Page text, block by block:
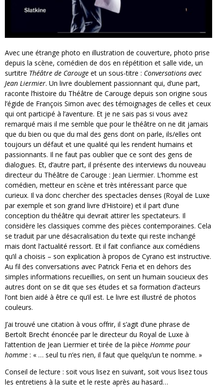
Avec une étrange photo en illustration de couverture, photo prise
depuis la scène, comédien de dos en répétition et salle vide, un
surtitre Théâtre de Carouge et un sous-titre : Conversations avec
Jean Liermier. Un livre doublement passionnant qui, d’une part,
raconte l’histoire du Théâtre de Carouge depuis son origine sous
l’égide de François Simon avec des témoignages de celles et ceux
qui ont participé à l’aventure. Et je ne sais pas si vous avez
remarqué mais il me semble que pour le théâtre on ne dit jamais
que du bien ou que du mal des gens dont on parle, ils/elles ont
toujours un défaut et une qualité qui les rendent humains et
passionnants. Il ne faut pas oublier que ce sont des gens de
dialogues. Et, d’autre part, il présente des interviews du nouveau
directeur du Théâtre de Carouge : Jean Liermier. L’homme est
comédien, metteur en scène et très intéressant parce que
curieux. Il va donc chercher des spectacles denses (Royal de Luxe
par exemple et son grand livre d’Histoire) et il part d’une
conception du théâtre qui devrait attirer les spectateurs. Il
considère les classiques comme des pièces contemporaines. Cela
se traduit par une désacralisation du texte qui reste inchangé
mais dont l’actualité ressort. Et il fait confiance aux comédiens
qu’il a choisis – son explication à propos de Cyrano est instructive.
Au fil des conversations avec Patrick Feria et en dehors des
simples informations recueillies, on sent un humain soucieux des
autres dont on se dit que ses études et sa formation d’acteurs
l’ont bien aidé à être ce qu’il est. Le livre est illustré de photos
couleurs.
J’ai trouvé une citation à vous offrir, il s’agit d’une phrase de
Bertolt Brecht énoncée par le directeur du Royal de Luxe à
l’attention de Jean Liermier et tirée de la pièce Homme pour
homme : « … seul tu n’es rien, il faut que quelqu’un te nomme. »
Conseil de lecture : soit vous lisez en suivant, soit vous lisez tous
les entretiens à la suite et le reste après au hasard…